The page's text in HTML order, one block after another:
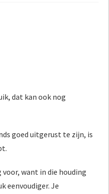
dat kan ook nog
goed uitgerust te zijn, is
want in die houding
eenvoudiger. Je